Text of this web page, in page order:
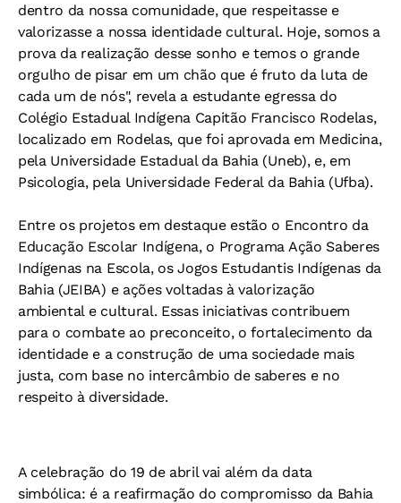
dentro da nossa comunidade, que respeitasse e
valorizasse a nossa identidade cultural. Hoje, somos a
prova da realização desse sonho e temos o grande
orgulho de pisar em um chão que é fruto da luta de
cada um de nós", revela a estudante egressa do
Colégio Estadual Indígena Capitão Francisco Rodelas,
localizado em Rodelas, que foi aprovada em Medicina,
pela Universidade Estadual da Bahia (Uneb), e, em
Psicologia, pela Universidade Federal da Bahia (Ufba).
Entre os projetos em destaque estão o Encontro da
Educação Escolar Indígena, o Programa Ação Saberes
Indígenas na Escola, os Jogos Estudantis Indígenas da
Bahia (JEIBA) e ações voltadas à valorização
ambiental e cultural. Essas iniciativas contribuem
para o combate ao preconceito, o fortalecimento da
identidade e a construção de uma sociedade mais
justa, com base no intercâmbio de saberes e no
respeito à diversidade.
A celebração do 19 de abril vai além da data
simbólica: é a reafirmação do compromisso da Bahia